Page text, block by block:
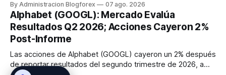
54,036.93 y el Nasdaq Composite escaló 1.3% a 26,690.62.
El impulso provino de un informe de empleo de julio
inesperadamente ...
By Administracion Blogforex 07 ago. 2026
Alphabet (GOOGL): Mercado Evalúa
Resultados Q2 2026; Acciones Cayeron 2%
Post-Informe
Las acciones de Alphabet (GOOGL) cayeron un 2% después
de reportar resultados del segundo trimestre de 2026, a